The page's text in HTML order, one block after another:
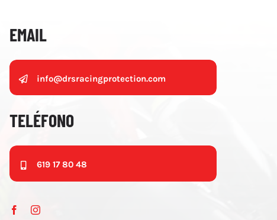
EMAIL
info@drsracingprotection.com
TELÉFONO
619 17 80 48